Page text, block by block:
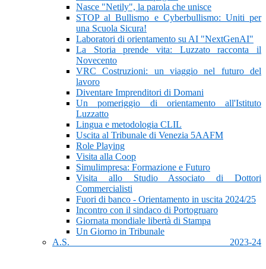
Nasce "Netily", la parola che unisce
STOP al Bullismo e Cyberbullismo: Uniti per
una Scuola Sicura!
Laboratori di orientamento su AI "NextGenAI"
La Storia prende vita: Luzzato racconta il
Novecento
VRC Costruzioni: un viaggio nel futuro del
lavoro
Diventare Imprenditori di Domani
Un pomeriggio di orientamento all'Istituto
Luzzatto
Lingua e metodologia CLIL
Uscita al Tribunale di Venezia 5AAFM
Role Playing
Visita alla Coop
Simulimpresa: Formazione e Futuro
Visita allo Studio Associato di Dottori
Commercialisti
Fuori di banco - Orientamento in uscita 2024/25
Incontro con il sindaco di Portogruaro
Giornata mondiale libertà di Stampa
Un Giorno in Tribunale
A.S. 2023-24